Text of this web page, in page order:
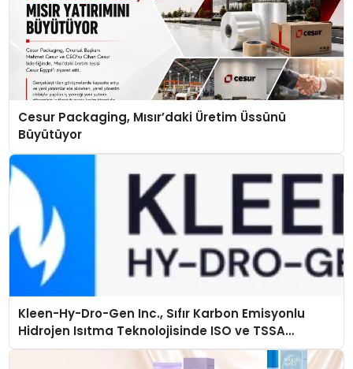
Cesur Packaging, Mısır’daki Üretim Üssünü
Büyütüyor
Kleen-Hy-Dro-Gen Inc., Sıfır Karbon Emisyonlu
Hidrojen Isıtma Teknolojisinde ISO ve TSSA
Düzenleyici Onaylarını Aldı